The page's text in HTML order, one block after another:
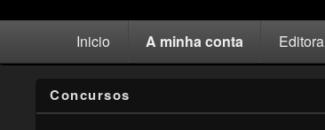
Inicio A minha conta Editora
Concursos